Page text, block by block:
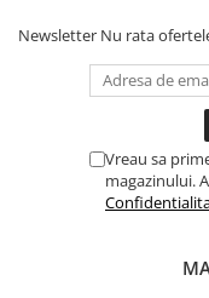
Newsletter Nu rata
Vreau sa
magazinului.